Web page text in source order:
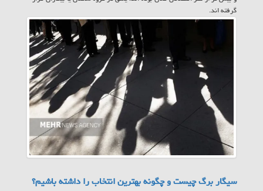
گرفته اند.
سیگار برگ چیست و چگونه بهترین انتخاب را داشته باشیم؟